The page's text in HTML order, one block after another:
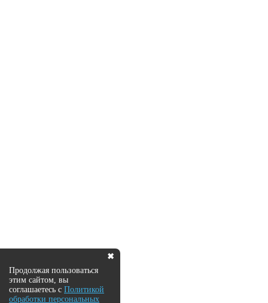
✖
Продолжая пользоваться
этим сайтом, вы
соглашаетесь с Политикой
обработки персональных